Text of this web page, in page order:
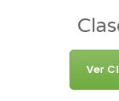
Ver